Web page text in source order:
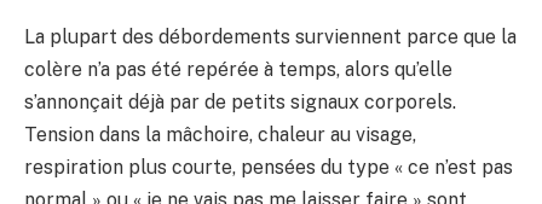
La plupart des débordements surviennent parce que la
colère n’a pas été repérée à temps, alors qu’elle
s’annonçait déjà par de petits signaux corporels.
Tension dans la mâchoire, chaleur au visage,
respiration plus courte, pensées du type « ce n’est pas
normal » ou « je ne vais pas me laisser faire » sont